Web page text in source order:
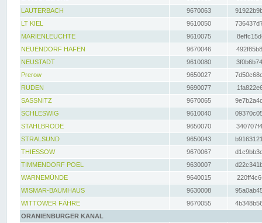
LAUTERBACH
9670063
LT KIEL
9610050
MARIENLEUCHTE
9610075
NEUENDORF HAFEN
9670046
NEUSTADT
9610080
Prerow
9650027
RUDEN
9690077
SASSNITZ
9670065
SCHLESWIG
9610040
STAHLBRODE
9650070
STRALSUND
9650043
THIESSOW
9670067
TIMMENDORF POEL
9630007
WARNEMÜNDE
9640015
WISMAR-BAUMHAUS
9630008
WITTOWER FÄHRE
9670055
ORANIENBURGER KANAL